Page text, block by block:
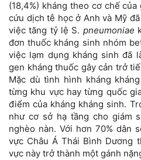
(18,4%) kháng theo cơ chế
cứu dịch tễ học ở Anh và Mỹ
việc tăng tỷ lệ S. pneumoniae
đơn thuốc kháng sinh nhóm
việc lạm dụng kháng sinh đã
gen kháng thuốc gây cản trở
Mặc dù tình hình kháng
từng khu vực hay từng quốc
điểm của kháng kháng sinh.
như cơ sở hạ tầng cho giám
nghèo nàn. Với hơn 70% dân
vực Châu Á Thái Bình Dương
vực này trở thành một gánh